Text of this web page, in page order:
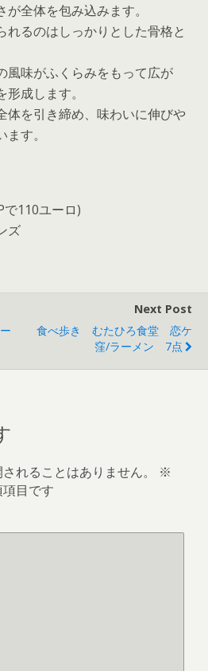
全体を包み込みます。
れるのはしっかりとした骨格と
風味がふくらみをもって広が
成します。
体を引き締め、味わいに伸びや
す。
110ユーロ)
ズ
Next Post
食べ歩き むたひろ食堂 恋ケ
窪/ラーメン 7点
れることはありません。
※
目です